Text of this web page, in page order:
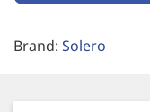
Brand: Solero